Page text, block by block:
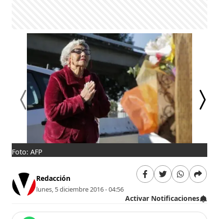
Foto: AFP
Redacción
lunes, 5 diciembre 2016 - 04:56
Activar Notificaciones